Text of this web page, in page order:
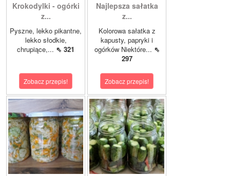
Krokodylki - ogórki
z...
Pyszne, lekko pikantne,
lekko słodkie,
chrupiące,... ⇖ 321
Zobacz przepis!
Najlepsza sałatka
z...
Kolorowa sałatka z
kapusty, papryki i
ogórków Niektóre... ⇖
297
Zobacz przepis!